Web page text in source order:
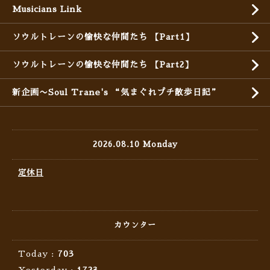
Musicians Link
ソウルトレーンの愉快な仲間たち 【Part1】
ソウルトレーンの愉快な仲間たち 【Part2】
新企画〜Soul Trane's “気まぐれプチ散歩日記”
2026.08.10 Monday
定休日
カウンター
Today : 703